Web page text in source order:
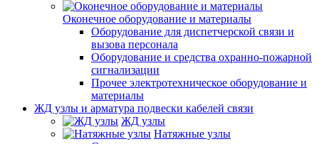
Оконечное оборудование и материалы
Оборудование для диспетчерской связи и
вызова персонала
Оборудование и средства охранно-пожарной
сигнализации
Прочее электротехническое оборудование и
материалы
ЖД узлы и арматура подвески кабелей связи
ЖД узлы
Натяжные узлы